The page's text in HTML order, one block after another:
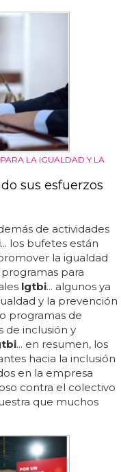
LA IGUALDAD Y LA
sus esfuerzos
de actividades
... los bufetes están
la igualdad
para
lgtbi... algunos ya
y la prevención
programas de
de inclusión y
... en resumen, los
hacia la inclusión
en la empresa
contra el colectivo
que muchos